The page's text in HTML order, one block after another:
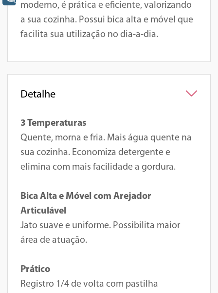
moderno, é prática e eficiente, valorizando
a sua cozinha. Possui bica alta e móvel que
facilita sua utilização no dia-a-dia.
Detalhe
3 Temperaturas
Quente, morna e fria. Mais água quente na
sua cozinha. Economiza detergente e
elimina com mais facilidade a gordura.
Bica Alta e Móvel com Arejador
Articulável
Jato suave e uniforme. Possibilita maior
área de atuação.
Prático
Registro 1/4 de volta com pastilha